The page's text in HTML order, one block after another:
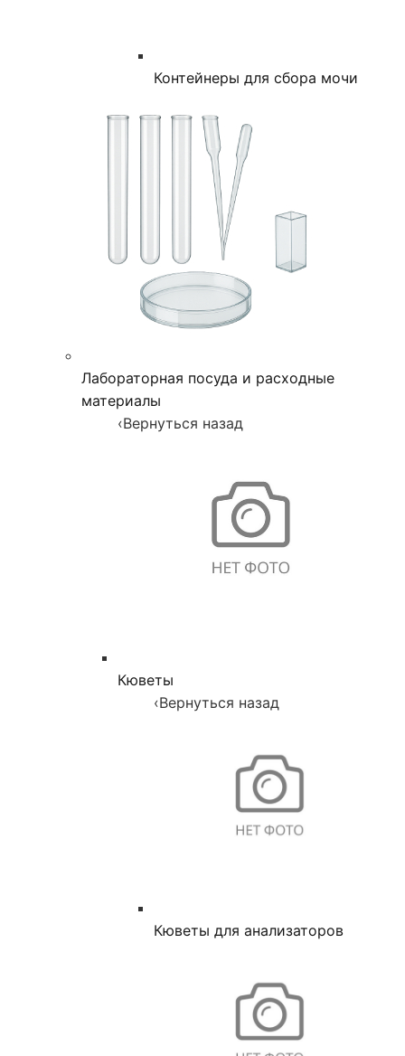
Контейнеры для сбора мочи
Лабораторная посуда и расходные
материалы
‹Вернуться назад
Кюветы
‹Вернуться назад
Кюветы для анализаторов